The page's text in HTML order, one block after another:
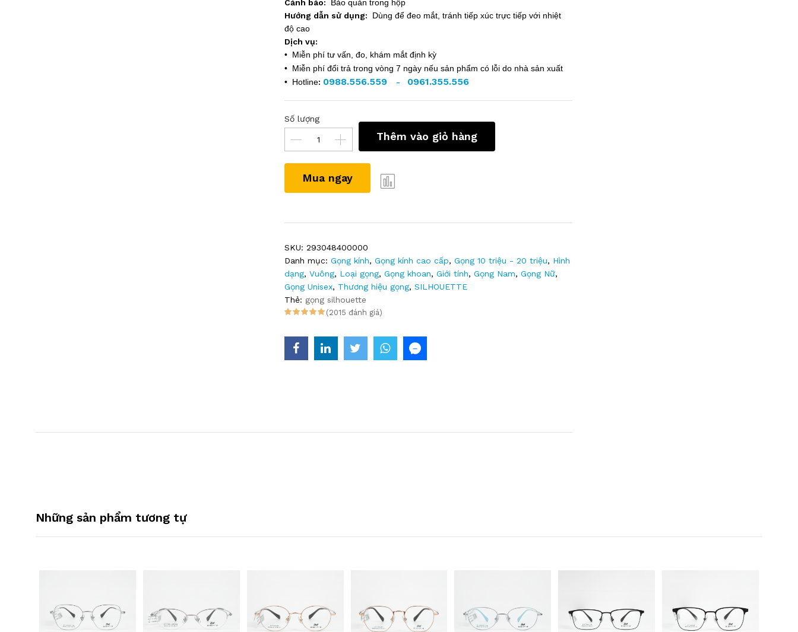
Cảnh báo: Bảo quản trong hộp
Hướng dẫn sử dụng: Dùng để đeo mắt, tránh tiếp xúc trực tiếp với nhiệt
độ cao
Dịch vụ:
• Miễn phí tư vấn, đo, khám mắt định kỳ
• Miễn phí đổi trả trong vòng 7 ngày nếu sản phẩm có lỗi do nhà sản xuất
• Hotline: 0988.556.559 - 0961.355.556
Số lượng
Thêm vào giỏ hàng
Mua ngay
SKU: 293048400000
Danh mục: Gọng kính, Gọng kính cao cấp, Gọng 10 triệu - 20 triệu, Hình
dạng, Vuông, Loại gọng, Gọng khoan, Giới tính, Gọng Nam, Gọng Nữ,
Gọng Unisex, Thương hiệu gọng, SILHOUETTE
Thẻ: gọng silhouette
(2015 đánh giá)
Những sản phẩm tương tự